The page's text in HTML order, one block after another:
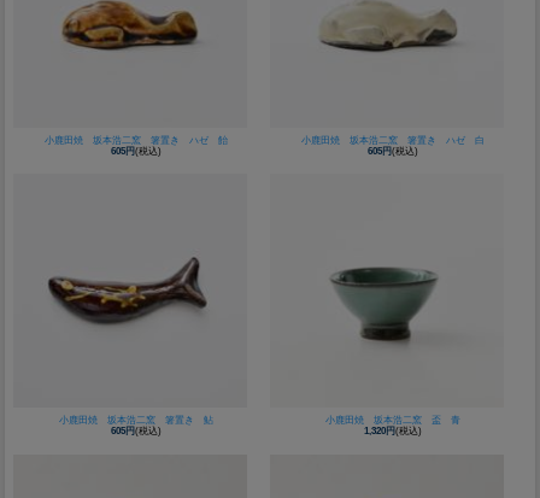
小鹿田焼 坂本浩二窯 箸置き ハゼ 飴
605円(税込)
小鹿田焼 坂本浩二窯 箸置き ハゼ 白
605円(税込)
小鹿田焼 坂本浩二窯 箸置き 鮎
605円(税込)
小鹿田焼 坂本浩二窯 盃 青
1,320円(税込)